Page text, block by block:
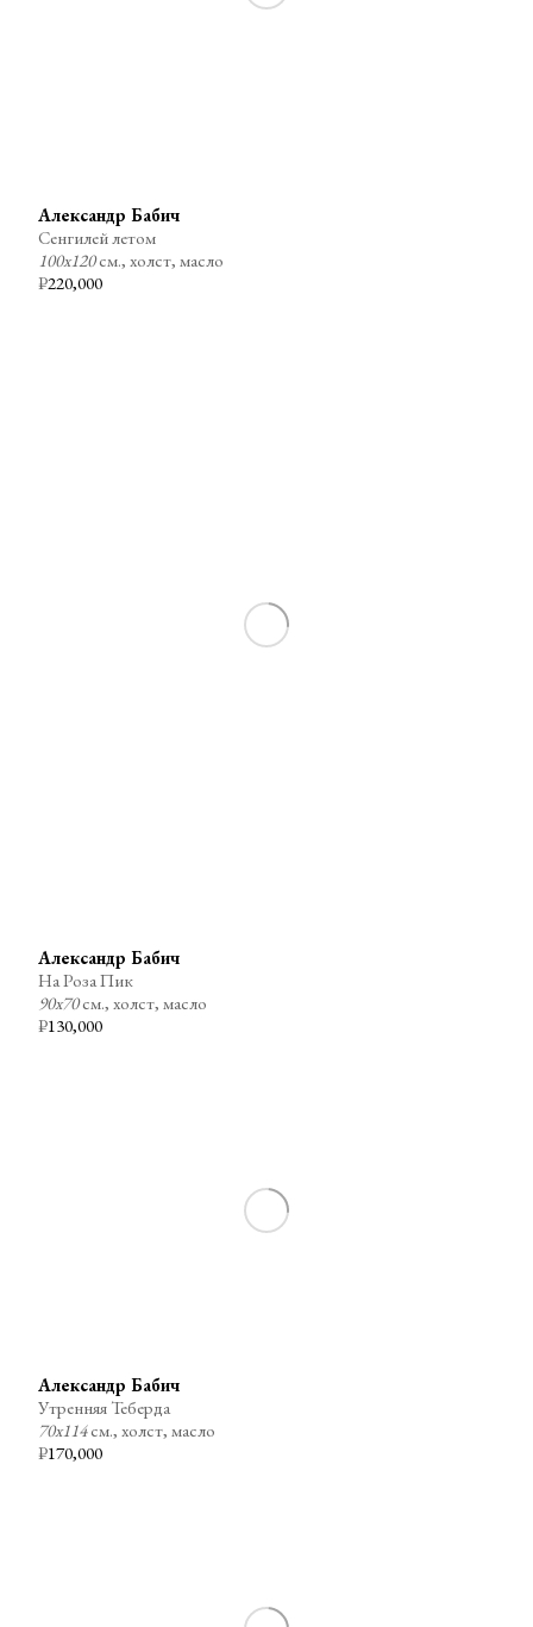
₽220,000
Александр Бабич
Сенгилей летом
100х120см., холст, масло
₽130,000
Александр Бабич
На Роза Пик
90х70см., холст, масло
₽170,000
Александр Бабич
Утренняя Теберда
70х114см., холст, масло